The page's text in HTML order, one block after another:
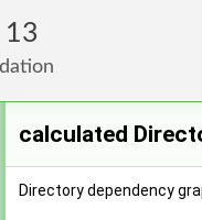
13
Foundation
calculated
Directory dependency